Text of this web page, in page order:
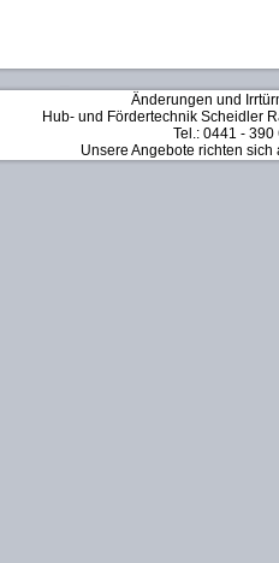
Änderungen und
Hub- und Fördertechnik Scheidler
Tel.: 0441 -
Unsere Angebote richten